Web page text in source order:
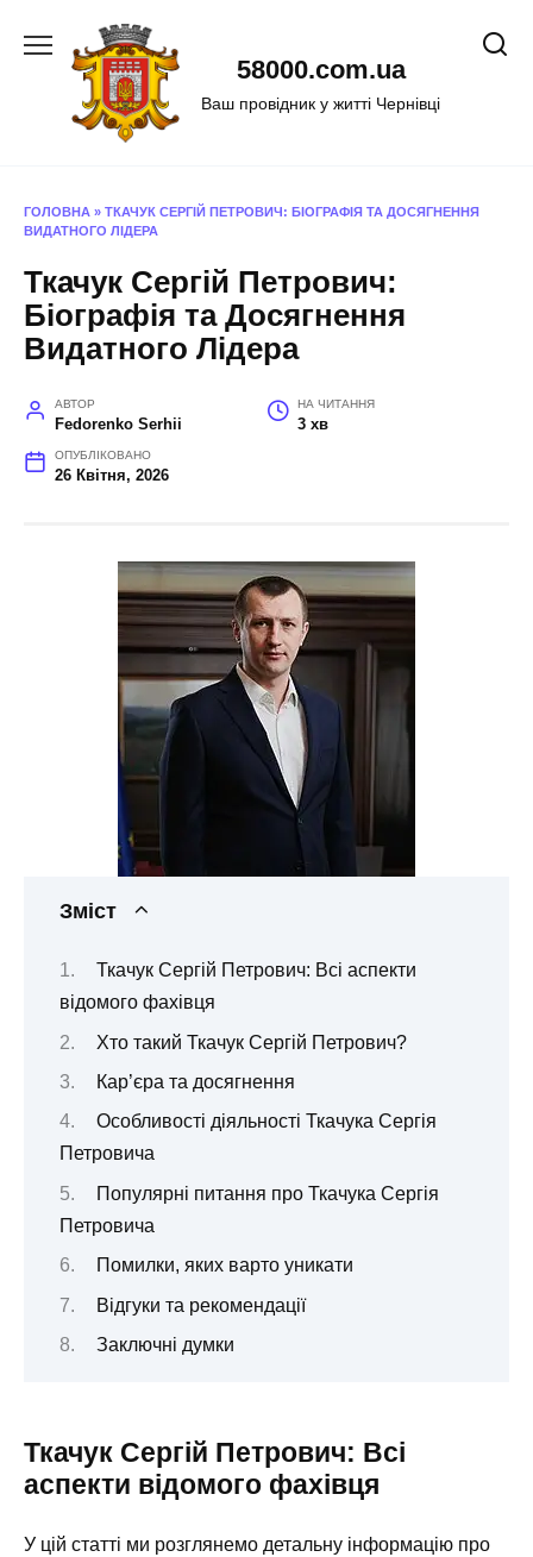
58000.com.ua
Ваш провідник у житті Чернівці
ГОЛОВНА » ТКАЧУК СЕРГІЙ ПЕТРОВИЧ: БІОГРАФІЯ ТА ДОСЯГНЕННЯ
ВИДАТНОГО ЛІДЕРА
Ткачук Сергій Петрович:
Біографія та Досягнення
Видатного Лідера
АВТОР
Fedorenko Serhii
НА ЧИТАННЯ
3 хв
ОПУБЛІКОВАНО
26 Квітня, 2026
Зміст
Ткачук Сергій Петрович: Всі аспекти
відомого фахівця
Хто такий Ткачук Сергій Петрович?
Кар’єра та досягнення
Особливості діяльності Ткачука Сергія
Петровича
Популярні питання про Ткачука Сергія
Петровича
Помилки, яких варто уникати
Відгуки та рекомендації
Заключні думки
Ткачук Сергій Петрович: Всі
аспекти відомого фахівця
У цій статті ми розглянемо детальну інформацію про